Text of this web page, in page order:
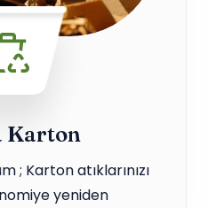
Karton
; Karton atıklarınızı
yeniden